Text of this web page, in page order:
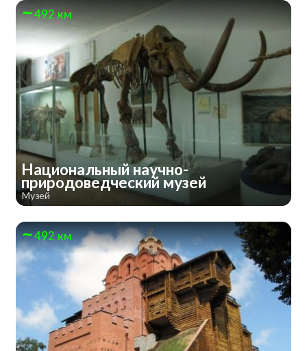
492 км
Национальный научно-
природоведческий музей
Музей
492 км